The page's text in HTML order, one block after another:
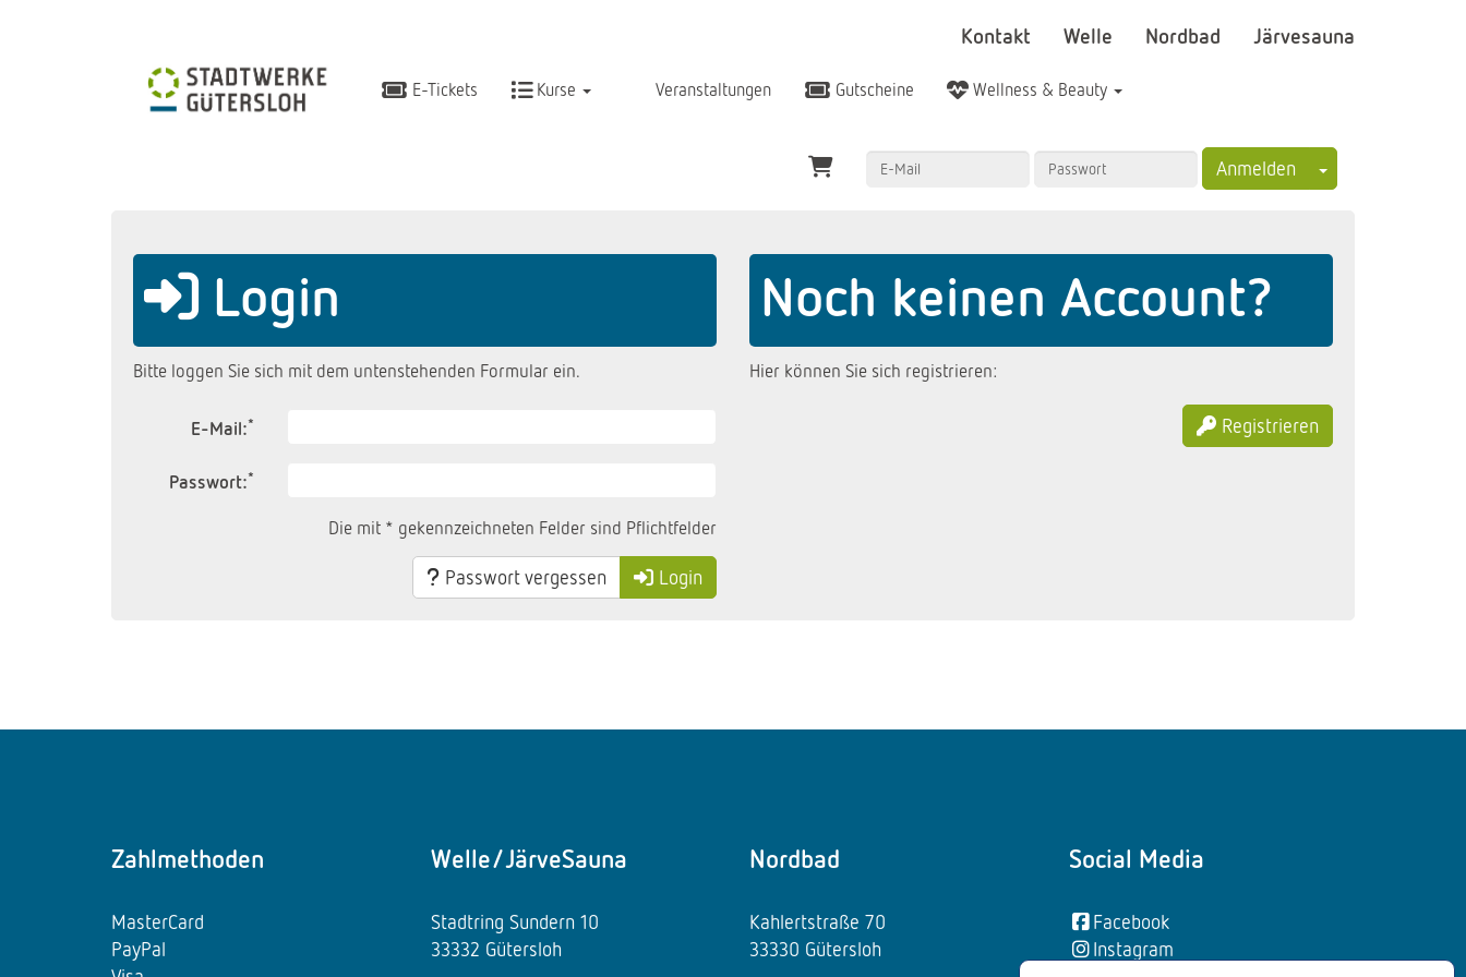
Kontakt Welle Nordbad Järvesauna
E-Tickets Kurse Veranstaltungen Gutscheine Wellness & Beauty
Anmelden Toggle Dropdown
Login
Bitte loggen Sie sich mit dem untenstehenden Formular ein.
E-Mail:*
Passwort:*
Die mit * gekennzeichneten Felder sind Pflichtfelder
Passwort vergessen Login
Noch keinen Account?
Hier können Sie sich registrieren:
Registrieren
Zahlmethoden
MasterCard
PayPal
Welle/JärveSauna
Stadtring Sundern 10
33332 Gütersloh
Nordbad
Kahlertstraße 70
33330 Gütersloh
Social Media
Facebook
Instagram